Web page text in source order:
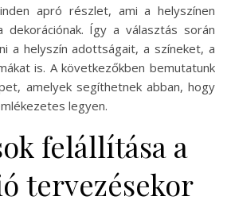
apró részlet, ami a helyszínen
dekorációnak. Így a választás során
a helyszín adottságait, a színeket, a
is. A következőkben bemutatunk
amelyek segíthetnek abban, hogy
legyen.
felállítása a
tervezésekor